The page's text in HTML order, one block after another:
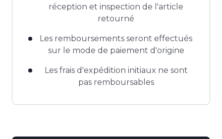
réception et inspection de l'article
retourné
Les remboursements seront effectués
sur le mode de paiement d'origine
Les frais d'expédition initiaux ne sont
pas remboursables